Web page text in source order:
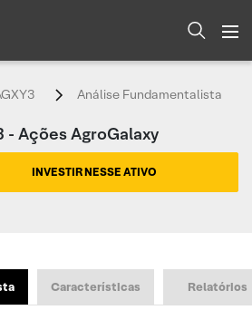
Análise Fundamentalista
- Ações AgroGalaxy
INVESTIR NESSE ATIVO
Características Relatórios